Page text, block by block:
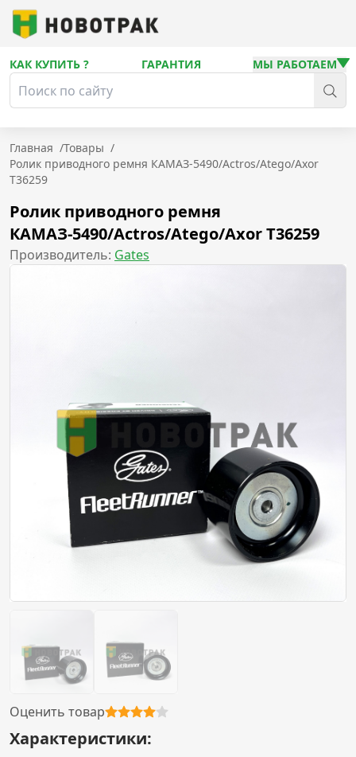
КАК КУПИТЬ ? ГАРАНТИЯ МЫ РАБОТАЕМ
Главная /Товары /
Ролик приводного ремня КАМАЗ-5490/Actros/Atego/Axor
T36259
Ролик приводного ремня
КАМАЗ-5490/Actros/Atego/Axor T36259
Производитель: Gates
Оценить товар
Характеристики: